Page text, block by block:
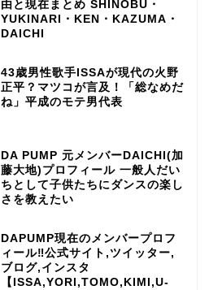
由と現在まとめ SHINOBU・
YUKINARI・KEN・KAZUMA・
DAICHI
43歳男性歌手ISSAが現代の火野
正平？マツコが言及！「総なめだ
ね」平成のモテ男代表
DA PUMP 元メンバーDAICHI(加
藤大地)プロフィール 一般人だい
ちとして子供たちにダンスの楽し
さを教えたい
DAPUMP現在のメンバープロフ
ィール‼公式サイト,ツイッター,
ブログ,インスタ
【ISSA,YORI,TOMO,KIMI,U-